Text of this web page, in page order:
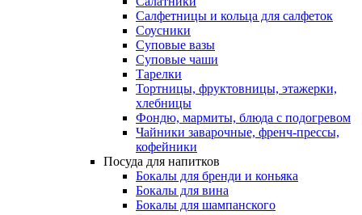
Салфетницы и кольца для салфеток
Соусники
Суповые вазы
Суповые чаши
Тарелки
Тортницы, фруктовницы, этажерки,
хлебницы
Фондю, мармиты, блюда с подогревом
Чайники заварочные, френч-прессы,
кофейники
Посуда для напитков
Бокалы для бренди и коньяка
Бокалы для вина
Бокалы для шампанского